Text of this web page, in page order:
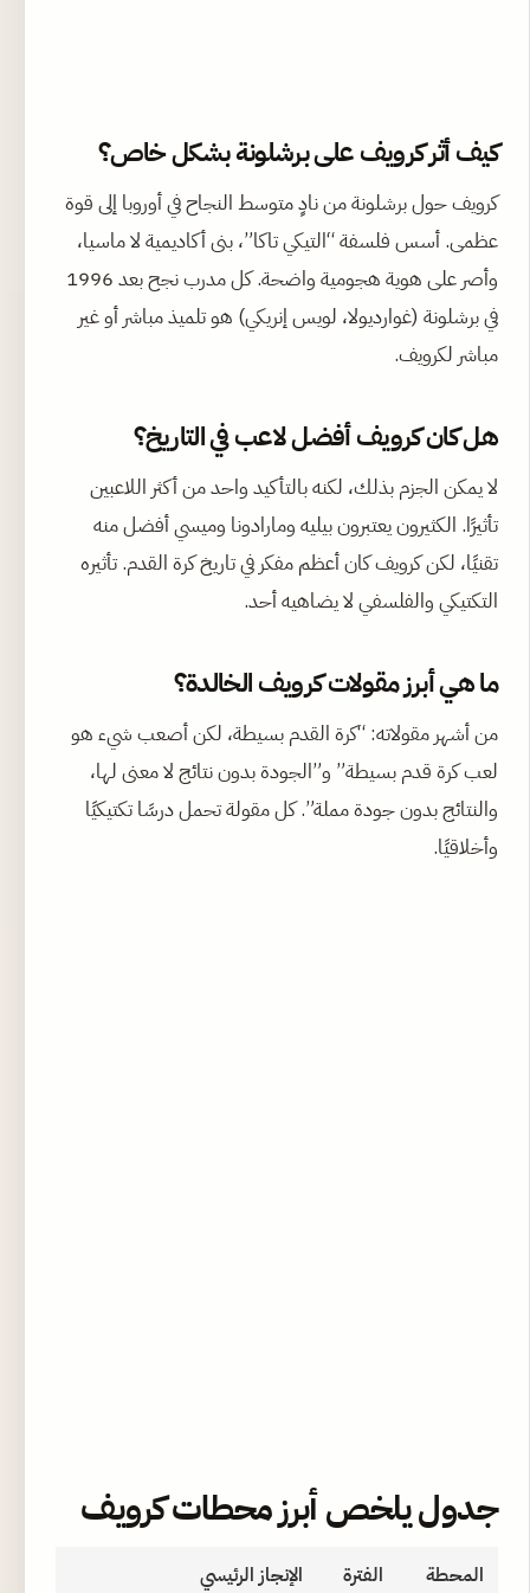
كيف أثر كرويف على برشلونة بشكل خاص؟
كرويف حول برشلونة من نادٍ متوسط النجاح في أوروبا إلى قوة
عظمى. أسس فلسفة “التيكي تاكا”، بنى أكاديمية لا ماسيا،
وأصر على هوية هجومية واضحة. كل مدرب نجح بعد 1996
في برشلونة (غوارديولا، لويس إنريكي) هو تلميذ مباشر أو غير
مباشر لكرويف.
هل كان كرويف أفضل لاعب في التاريخ؟
لا يمكن الجزم بذلك، لكنه بالتأكيد واحد من أكثر اللاعبين
تأثيرًا. الكثيرون يعتبرون بيليه ومارادونا وميسي أفضل منه
تقنيًا، لكن كرويف كان أعظم مفكر في تاريخ كرة القدم. تأثيره
التكتيكي والفلسفي لا يضاهيه أحد.
ما هي أبرز مقولات كرويف الخالدة؟
من أشهر مقولاته: “كرة القدم بسيطة، لكن أصعب شيء هو
لعب كرة قدم بسيطة” و”الجودة بدون نتائج لا معنى لها،
والنتائج بدون جودة مملة”. كل مقولة تحمل درسًا تكتيكيًا
وأخلاقيًا.
جدول يلخص أبرز محطات كرويف
المحطة الفترة الإنجاز الرئيسي